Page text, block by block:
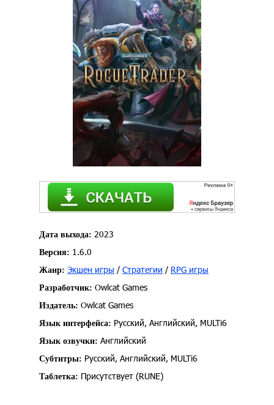
Дата выхода: 2023
Версия: 1.6.0
Жанр: Экшен игры / Стратегии / RPG игры
Разработчик: Owlcat Games
Издатель: Owlcat Games
Язык интерфейса: Русский, Английский, MULTi6
Язык озвучки: Английский
Субтитры: Русский, Английский, MULTi6
Таблетка: Присутствует (RUNE)